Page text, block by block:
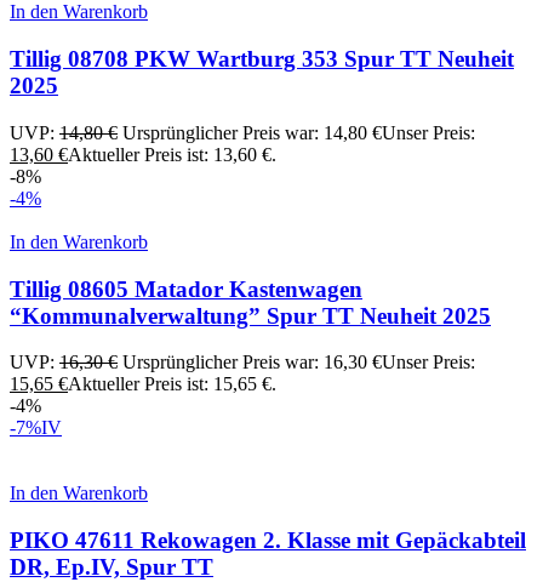
In den Warenkorb
Tillig 08708 PKW Wartburg 353 Spur TT Neuheit
2025
UVP: 14,80€ Ursprünglicher Preis war: 14,80 €Unser Preis:
13,60 €Aktueller Preis ist: 13,60 €.
-8%
-4%
In den Warenkorb
Tillig 08605 Matador Kastenwagen
“Kommunalverwaltung” Spur TT Neuheit 2025
UVP: 16,30€ Ursprünglicher Preis war: 16,30 €Unser Preis:
15,65 €Aktueller Preis ist: 15,65 €.
-4%
-7%IV
In den Warenkorb
PIKO 47611 Rekowagen 2. Klasse mit Gepäckabteil
DR, Ep.IV, Spur TT